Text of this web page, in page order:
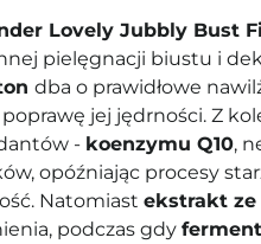
Lovely Jubbly Bust
pielęgnacji biustu i
dba o prawidłowe
jej jędrności. Z
- koenzymu Q10,
opóźniając procesy
Natomiast ekstrakt
podczas gdy